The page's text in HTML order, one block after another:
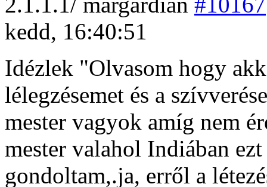
kedd, 16:40:51
Idézlek "Olvasom hogy
lélegzésemet és a
mester vagyok amíg nem
mester valahol Indiában
gondoltam,.ja, erről a